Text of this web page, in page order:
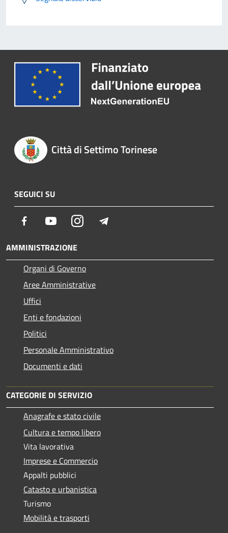
Città di Settimo Torinese
SEGUICI SU
Facebook YoutubeInstagram
AMMINISTRAZIONE
Organi di Governo
Aree Amministrative
Uffici
Enti e fondazioni
Politici
Personale Amministrativo
Documenti e dati
CATEGORIE DI SERVIZIO
Anagrafe e stato civile
Cultura e tempo libero
Vita lavorativa
Imprese e Commercio
Appalti pubblici
Catasto e urbanistica
Turismo
Mobilità e trasporti